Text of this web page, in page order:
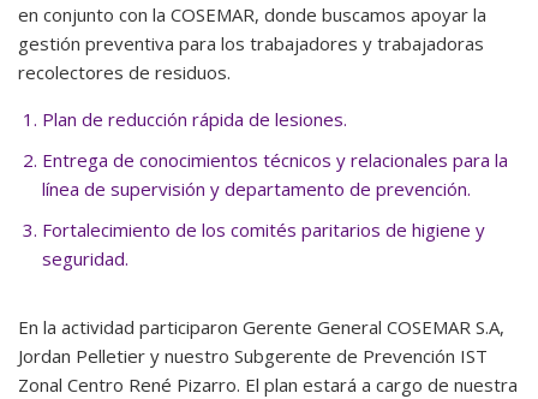
en conjunto con la COSEMAR, donde buscamos apoyar la
gestión preventiva para los trabajadores y trabajadoras
recolectores de residuos.
Plan de reducción rápida de lesiones.
Entrega de conocimientos técnicos y relacionales para la
línea de supervisión y departamento de prevención.
Fortalecimiento de los comités paritarios de higiene y
seguridad.
En la actividad participaron Gerente General COSEMAR S.A,
Jordan Pelletier y nuestro Subgerente de Prevención IST
Zonal Centro René Pizarro. El plan estará a cargo de nuestra